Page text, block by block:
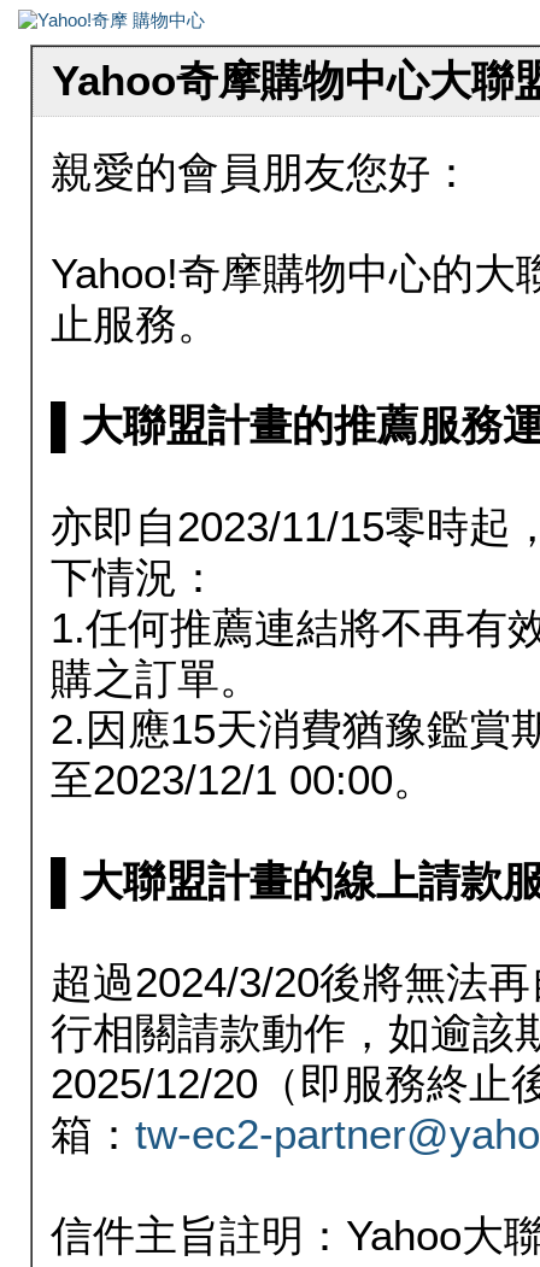
Yahoo奇摩購物中心大聯
親愛的會員朋友您好：
Yahoo!奇摩購物中心的大
止服務。
▌大聯盟計畫的推薦服務
亦即自2023/11/15零時起
下情況：
1.任何推薦連結將不再有
購之訂單。
2.因應15天消費猶豫鑑賞
至2023/12/1 00:00。
▌大聯盟計畫的線上請款
超過2024/3/20後將無法
行相關請款動作，如逾該
2025/12/20（即服務終止
箱： tw-ec2-
信件主旨註明：Yahoo大